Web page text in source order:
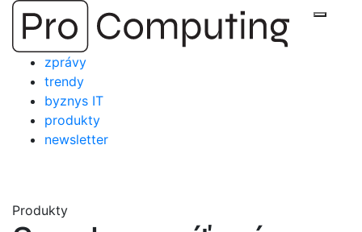
Přejít
obsah
zprávy
trendy
byznys IT
produkty
newsletter
Produkty